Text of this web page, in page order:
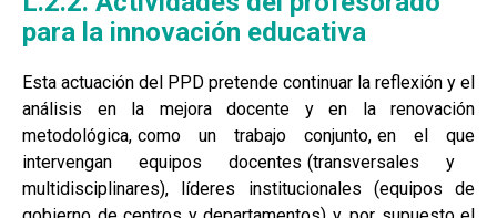
para la innovación educativa
Esta actuación del PPD pretende continuar la reflexión y el
análisis en la mejora docente y en la renovación
metodológica, como un trabajo conjunto, en el que
intervengan equipos docentes (transversales y
multidisciplinares), líderes institucionales (equipos de